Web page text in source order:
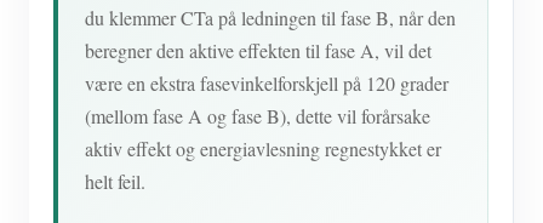
du klemmer CTa på ledningen til fase B, når den
beregner den aktive effekten til fase A, vil det
være en ekstra fasevinkelforskjell på 120 grader
(mellom fase A og fase B), dette vil forårsake
aktiv effekt og energiavlesning regnestykket er
helt feil.